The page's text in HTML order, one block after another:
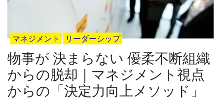
マネジメント リーダーシップ
物事が 決まらない 優柔不断組織
からの脱却｜マネジメント視点
からの「決定力向上メソッド」